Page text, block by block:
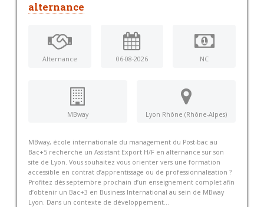
alternance
Alternance 06-08-2026 NC
MBway Lyon Rhône (Rhône-Alpes)
MBway, école internationale du management du Post-bac au
Bac+5 recherche un Assistant Export H/F en alternance sur son
site de Lyon. Vous souhaitez vous orienter vers une formation
accessible en contrat d’apprentissage ou de professionnalisation ?
Profitez dès septembre prochain d’un enseignement complet afin
d’obtenir un Bac+3 en Business International au sein de MBway
Lyon. Dans un contexte de développement...